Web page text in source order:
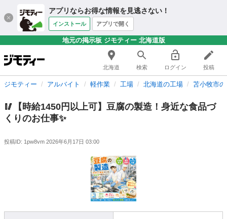
アプリならお得な情報を見逃さない！
インストール アプリで開く
地元の掲示板 ジモティー 北海道版
北海道 検索 ログイン 投稿
ジモティー アルバイト 軽作業 工場 北海道の工場 苫小牧市
🥢【時給1450円以上可】豆腐の製造！身近な食品づ
くりのお仕事✨
投稿ID: 1pw8vm 2026年6月17日 03:00